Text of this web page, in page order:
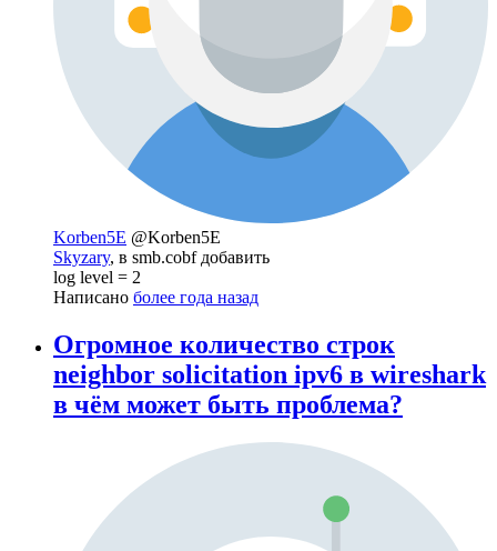
Korben5E @Korben5E
Skyzary, в smb.cobf добавить
log level = 2
Написано более года назад
Огромное количество строк
neighbor solicitation ipv6 в wireshark
в чём может быть проблема?